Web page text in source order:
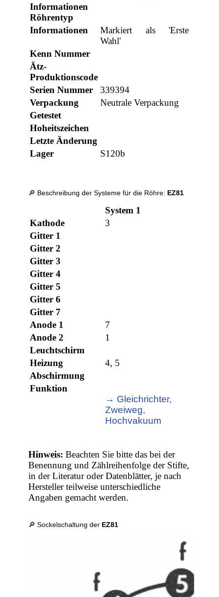
Informationen
Röhrentyp
Informationen
Markiert als 'Erste
Wahl'
Kenn Nummer
Ätz-
Produktionscode
Serien Nummer
339394
Verpackung
Neutrale Verpackung
Getestet
Hoheitszeichen
Letzte Änderung
Lager
S120b
🔎 Beschreibung der Systeme für die Röhre: EZ81
System 1
Kathode
3
Gitter 1
Gitter 2
Gitter 3
Gitter 4
Gitter 5
Gitter 6
Gitter 7
Anode 1
7
Anode 2
1
Leuchtschirm
Heizung
4, 5
Abschirmung
Funktion
→ Gleichrichter,
Zweiweg,
Hochvakuum
Hinweis: Beachten Sie bitte das bei der
Benennung und Zählreihenfolge der Stifte,
in der Literatur oder Datenblätter, je nach
Hersteller teilweise unterschiedliche
Angaben gemacht werden.
🔎 Sockelschaltung der EZ81